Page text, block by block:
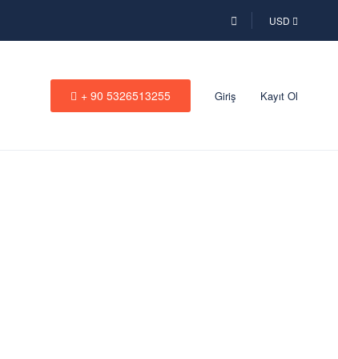
USD
+ 90 5326513255 Giriş Kayıt Ol